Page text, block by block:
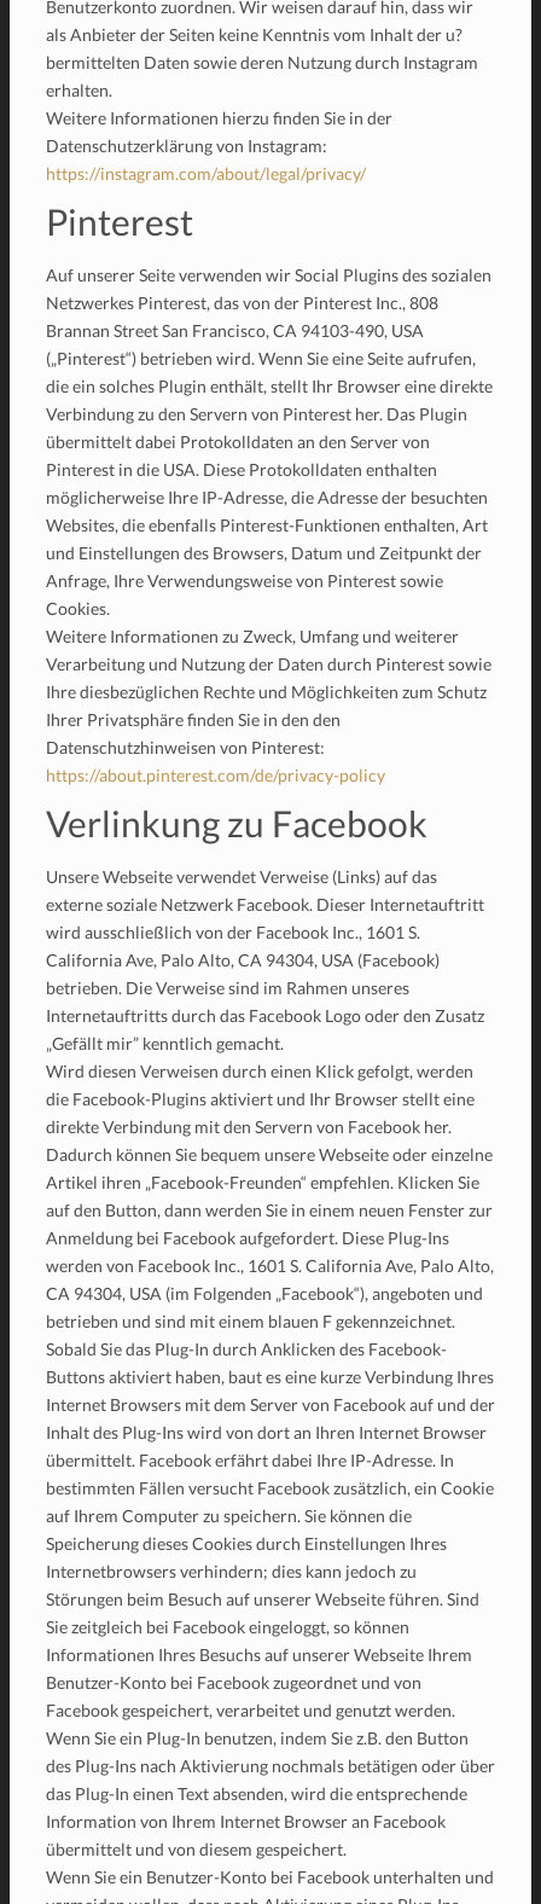
Benutzerkonto zuordnen. Wir weisen darauf hin, dass wir
als Anbieter der Seiten keine Kenntnis vom Inhalt der u?
bermittelten Daten sowie deren Nutzung durch Instagram
erhalten.
Weitere Informationen hierzu finden Sie in der
Datenschutzerklärung von Instagram:
https://instagram.com/about/legal/privacy/
Pinterest
Auf unserer Seite verwenden wir Social Plugins des sozialen
Netzwerkes Pinterest, das von der Pinterest Inc., 808
Brannan Street San Francisco, CA 94103-490, USA
(„Pinterest“) betrieben wird. Wenn Sie eine Seite aufrufen,
die ein solches Plugin enthält, stellt Ihr Browser eine direkte
Verbindung zu den Servern von Pinterest her. Das Plugin
übermittelt dabei Protokolldaten an den Server von
Pinterest in die USA. Diese Protokolldaten enthalten
möglicherweise Ihre IP-Adresse, die Adresse der besuchten
Websites, die ebenfalls Pinterest-Funktionen enthalten, Art
und Einstellungen des Browsers, Datum und Zeitpunkt der
Anfrage, Ihre Verwendungsweise von Pinterest sowie
Cookies.
Weitere Informationen zu Zweck, Umfang und weiterer
Verarbeitung und Nutzung der Daten durch Pinterest sowie
Ihre diesbezüglichen Rechte und Möglichkeiten zum Schutz
Ihrer Privatsphäre finden Sie in den den
Datenschutzhinweisen von Pinterest:
https://about.pinterest.com/de/privacy-policy
Verlinkung zu Facebook
Unsere Webseite verwendet Verweise (Links) auf das
externe soziale Netzwerk Facebook. Dieser Internetauftritt
wird ausschließlich von der Facebook Inc., 1601 S.
California Ave, Palo Alto, CA 94304, USA (Facebook)
betrieben. Die Verweise sind im Rahmen unseres
Internetauftritts durch das Facebook Logo oder den Zusatz
„Gefällt mir” kenntlich gemacht.
Wird diesen Verweisen durch einen Klick gefolgt, werden
die Facebook-Plugins aktiviert und Ihr Browser stellt eine
direkte Verbindung mit den Servern von Facebook her.
Dadurch können Sie bequem unsere Webseite oder einzelne
Artikel ihren „Facebook-Freunden“ empfehlen. Klicken Sie
auf den Button, dann werden Sie in einem neuen Fenster zur
Anmeldung bei Facebook aufgefordert. Diese Plug-Ins
werden von Facebook Inc., 1601 S. California Ave, Palo Alto,
CA 94304, USA (im Folgenden „Facebook“), angeboten und
betrieben und sind mit einem blauen F gekennzeichnet.
Sobald Sie das Plug-In durch Anklicken des Facebook-
Buttons aktiviert haben, baut es eine kurze Verbindung Ihres
Internet Browsers mit dem Server von Facebook auf und der
Inhalt des Plug-Ins wird von dort an Ihren Internet Browser
übermittelt. Facebook erfährt dabei Ihre IP-Adresse. In
bestimmten Fällen versucht Facebook zusätzlich, ein Cookie
auf Ihrem Computer zu speichern. Sie können die
Speicherung dieses Cookies durch Einstellungen Ihres
Internetbrowsers verhindern; dies kann jedoch zu
Störungen beim Besuch auf unserer Webseite führen. Sind
Sie zeitgleich bei Facebook eingeloggt, so können
Informationen Ihres Besuchs auf unserer Webseite Ihrem
Benutzer-Konto bei Facebook zugeordnet und von
Facebook gespeichert, verarbeitet und genutzt werden.
Wenn Sie ein Plug-In benutzen, indem Sie z.B. den Button
des Plug-Ins nach Aktivierung nochmals betätigen oder über
das Plug-In einen Text absenden, wird die entsprechende
Information von Ihrem Internet Browser an Facebook
übermittelt und von diesem gespeichert.
Wenn Sie ein Benutzer-Konto bei Facebook unterhalten und